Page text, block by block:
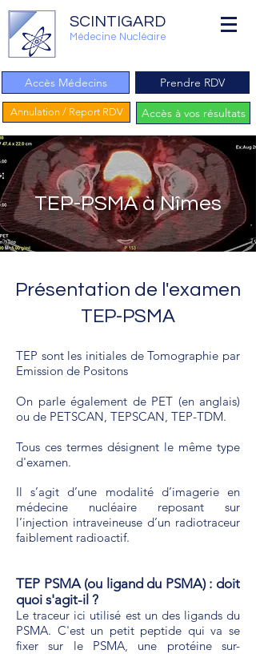
SCINTIGARD
Médecine Nucléaire
Accès Médecins Prendre RDV
Annulation / Report RDV Accès à vos résultats
TEP-PSMA à Nîmes
Présentation de l'examen
TEP-PSMA
TEP sont les initiales de Tomographie par
Emission de Positons
On parle également de PET (en anglais)
ou de PETSCAN, TEPSCAN, TEP-TDM.
Tous ces termes désignent le même type
d'examen.
Il s’agit d’une modalité d’imagerie en
médecine nucléaire reposant sur
l’injection intraveineuse d’un radiotraceur
faiblement radioactif.
TEP PSMA (ou ligand du PSMA) : doit
quoi s'agit-il ?
Le traceur ici utilisé est un des ligands du
PSMA. C'est un petit peptide qui va se
fixer sur le PSMA, une protéine sur-